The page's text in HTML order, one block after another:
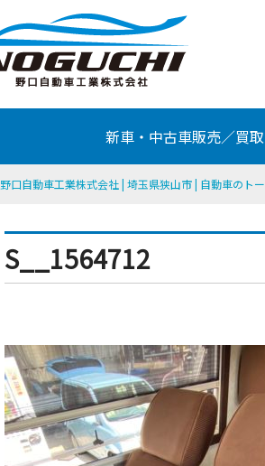
新車・中古車販売／買取
野口自動車工業株式会社 | 埼玉県狭山市 | 自動車のト
S__1564712